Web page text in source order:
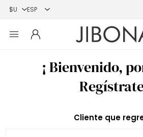
¡ Bienvenido,
Cliente que